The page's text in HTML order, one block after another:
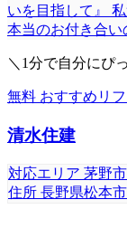
いを目指して』
本当のお付き合
＼1分で自分にぴ
無料 おすすめリ
清水住建
対応エリア 茅野
住所 長野県松本市